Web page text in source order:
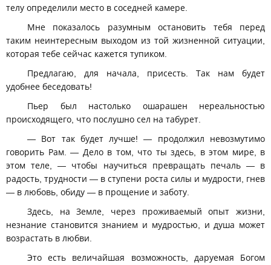
телу определили место в соседней камере.
Мне показалось разумным остановить тебя перед
таким неинтересным выходом из той жизненной ситуации,
которая тебе сейчас кажется тупиком.
Предлагаю, для начала, присесть. Так нам будет
удобнее беседовать!
Пьер был настолько ошарашен нереальностью
происходящего, что послушно сел на табурет.
— Вот так будет лучше! — продолжил невозмутимо
говорить Рам. — Дело в том, что ты здесь, в этом мире, в
этом теле, — чтобы научиться превращать печаль — в
радость, трудности — в ступени роста силы и мудрости, гнев
— в любовь, обиду — в прощение и заботу.
Здесь, на Земле, через проживаемый опыт жизни,
незнание становится знанием и мудростью, и душа может
возрастать в любви.
Это есть величайшая возможность, даруемая Богом